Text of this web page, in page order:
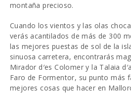
montaña precioso.
Cuando los vientos y las olas
verás acantilados de más de 300
las mejores puestas de sol de la
sinuosa carretera, encontrarás
Mirador d′es Colomer y la Talaia
Faro de Formentor, su punto más
mejores cosas que hacer en